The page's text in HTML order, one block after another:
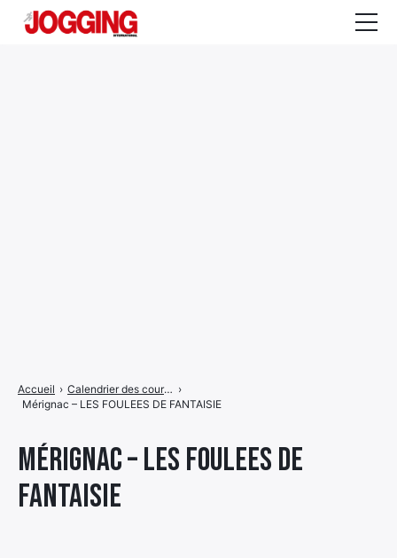
Mérignac – LES FOULEES DE
FANTAISIE
Accueil › Calendrier des courses ›
Mérignac – LES FOULEES DE FANTAISIE
de
menu
Élément
de
Élément
de